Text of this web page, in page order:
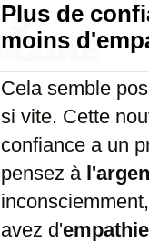
Plus de
moins
Cela semble
si vite. Cette
confiance a un
pensez à
avez d'empathie